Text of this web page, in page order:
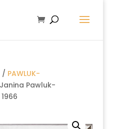
/ PAWLUK-
Pawluk-